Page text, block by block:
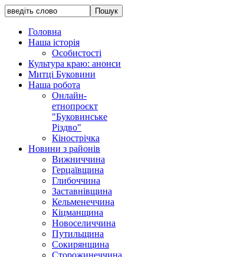
Головна
Наша історія
Особистості
Культура краю: анонси
Митці Буковини
Наша робота
Онлайн-
етнопроєкт
"Буковинське
Різдво"
Кінострічка
Новини з районів
Вижниччина
Герцаївщина
Глибоччина
Заставнівщина
Кельменеччина
Кіцманщина
Новоселиччина
Путильщина
Сокирянщина
Сторожинеччина